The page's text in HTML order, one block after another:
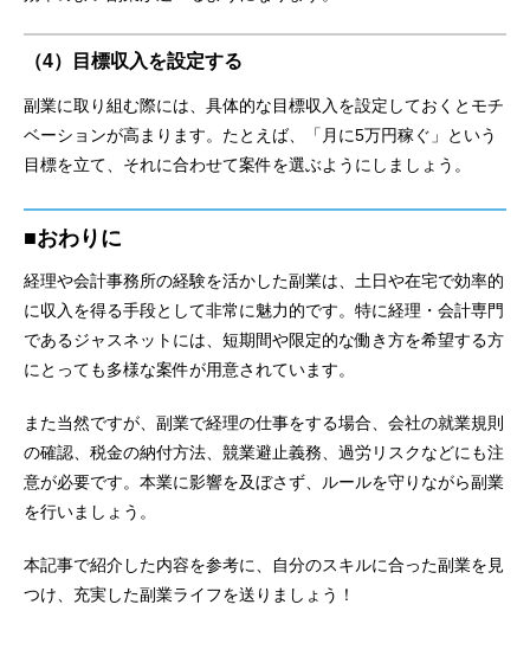
（4）目標収入を設定する
副業に取り組む際には、具体的な目標収入を設定しておくとモチ
ベーションが高まります。たとえば、「月に5万円稼ぐ」という
目標を立て、それに合わせて案件を選ぶようにしましょう。
■おわりに
経理や会計事務所の経験を活かした副業は、土日や在宅で効率的
に収入を得る手段として非常に魅力的です。特に経理・会計専門
であるジャスネットには、短期間や限定的な働き方を希望する方
にとっても多様な案件が用意されています。
また当然ですが、副業で経理の仕事をする場合、会社の就業規則
の確認、税金の納付方法、競業避止義務、過労リスクなどにも注
意が必要です。本業に影響を及ぼさず、ルールを守りながら副業
を行いましょう。
本記事で紹介した内容を参考に、自分のスキルに合った副業を見
つけ、充実した副業ライフを送りましょう！